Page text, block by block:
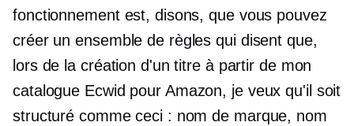
fonctionnement est, disons, que vous pouvez
créer un ensemble de règles qui disent que,
lors de la création d'un titre à partir de mon
catalogue Ecwid pour Amazon, je veux qu'il soit
structuré comme ceci : nom de marque, nom